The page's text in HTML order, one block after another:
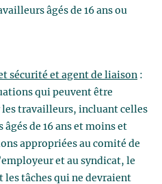
âgés de 16 ans ou
sécurité et agent de liaison :
qui peuvent être
les travailleurs, incluant celles
de 16 ans et moins et
appropriées au comité de
et au syndicat, le
les tâches qui ne devraient